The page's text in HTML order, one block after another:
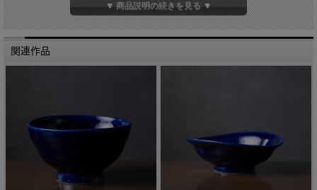
▼ 商品説明の続きを見る ▼
関連作品